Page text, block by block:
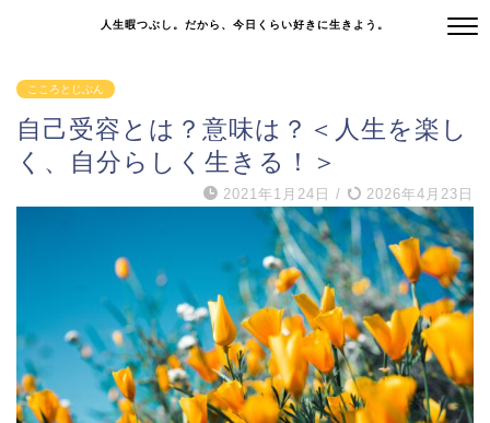
人生暇つぶし。だから、今日くらい好きに生きよう。
こころとじぶん
自己受容とは？意味は？＜人生を楽し
く、自分らしく生きる！＞
2021年1月24日 / 2026年4月23日